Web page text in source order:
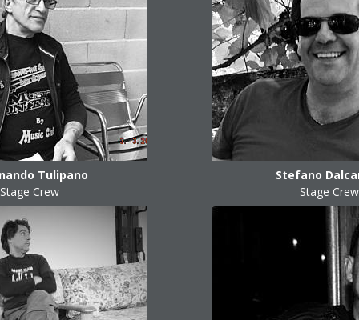
Stefano
Stage Crew
Tulipano
Stage Crew